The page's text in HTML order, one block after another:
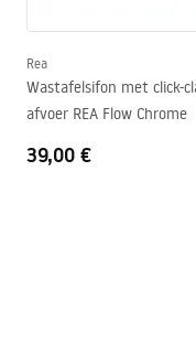
Vorm
Kraangat
Rea
Wastafelsifon met click-
afvoer REA Flow Chrome
39,00 €